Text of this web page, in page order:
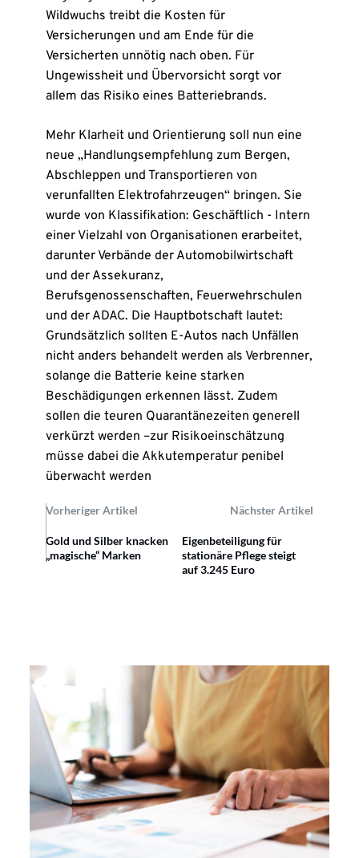
Wildwuchs treibt die Kosten für
Versicherungen und am Ende für die
Versicherten unnötig nach oben. Für
Ungewissheit und Übervorsicht sorgt vor
allem das Risiko eines Batteriebrands.
Mehr Klarheit und Orientierung soll nun eine
neue „Handlungsempfehlung zum Bergen,
Abschleppen und Transportieren von
verunfallten Elektrofahrzeugen“ bringen. Sie
wurde von Klassifikation: Geschäftlich - Intern
einer Vielzahl von Organisationen erarbeitet,
darunter Verbände der Automobilwirtschaft
und der Assekuranz,
Berufsgenossenschaften, Feuerwehrschulen
und der ADAC. Die Hauptbotschaft lautet:
Grundsätzlich sollten E-Autos nach Unfällen
nicht anders behandelt werden als Verbrenner,
solange die Batterie keine starken
Beschädigungen erkennen lässt. Zudem
sollen die teuren Quarantänezeiten generell
verkürzt werden –zur Risikoeinschätzung
müsse dabei die Akkutemperatur penibel
überwacht werden
Vorheriger Artikel Nächster Artikel
Gold und Silber knacken
„magische“ Marken
Eigenbeteiligung für
stationäre Pflege steigt
auf 3.245 Euro